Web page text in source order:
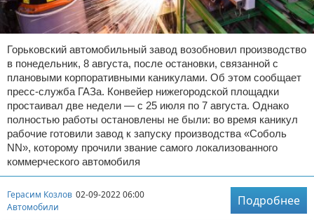
Горьковский автомобильный завод возобновил производство
в понедельник, 8 августа, после остановки, связанной с
плановыми корпоративными каникулами. Об этом сообщает
пресс-служба ГАЗа. Конвейер нижегородской площадки
простаивал две недели — с 25 июля по 7 августа. Однако
полностью работы остановлены не были: во время каникул
рабочие готовили завод к запуску производства «Соболь
NN», которому прочили звание самого локализованного
коммерческого автомобиля
Герасим Козлов 02-09-2022 06:00
Автомобили
Подробнее